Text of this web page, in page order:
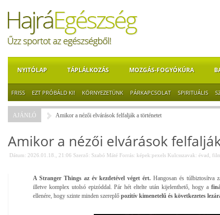
NYITÓLAP TÁPLÁLKOZÁS MOZGÁS-FOGYÓKÚRA
FRISS EZT PRÓBÁLD KI! KÖRNYEZETÜNK PÁRKAPCSOLAT SPIRITUÁLIS
AJÁNLÓ Amikor a nézői elvárások felfalják a történetet
Amikor a nézői elvárások
Dátum: 2026.01.18., 21:06 Szerző: Szabó Máté Forrás: képek:pexels Kulcsszavak: évad
A Stranger Things az év kezdetével véget ért. Hangosan és túlbiztosítva
illetve komplex utolsó epizóddal. Pár hét eltelte után kijelenthető, hogy a
ellenére, hogy szinte minden szereplő pozitív kimenetelű és következetes